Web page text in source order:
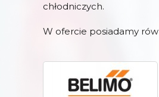
chłodniczych.
W ofercie posiadamy